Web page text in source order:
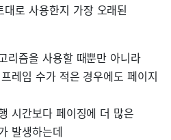
로 사용한지 가장 오래된
리즘을 사용할 때뿐만 아니라
레임 수가 적은 경우에도 페이지
시간보다 페이징에 더 많은
발생하는데